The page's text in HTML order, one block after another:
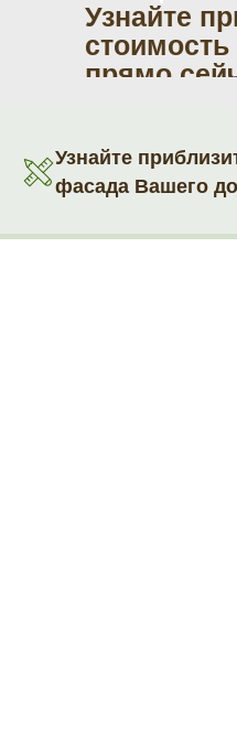
Узнайте
прямо
Узнайте
фасада Вашего